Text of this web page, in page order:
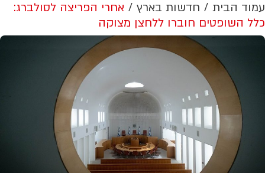
עמוד הבית חדשות בארץ
אחרי הפריצה לסולברג:
כלל השופטים חוברו ללחצן מצוקה